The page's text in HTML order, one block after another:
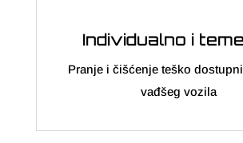
Individualno i
Pranje i čišćenje teško
vađšeg vozila